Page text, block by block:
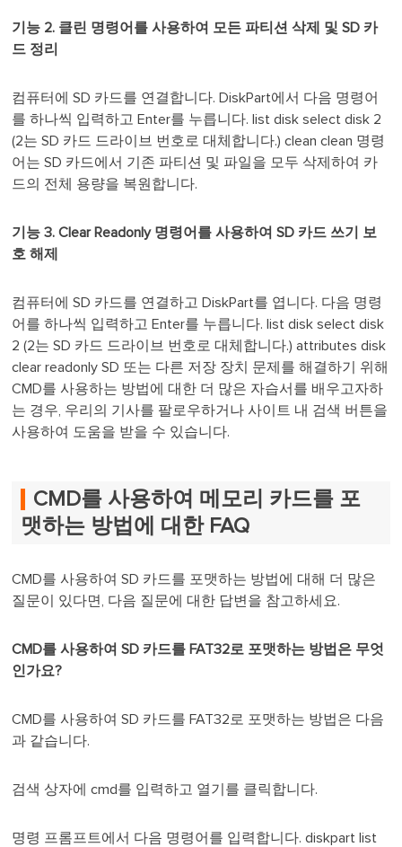
기능 2. 클린 명령어를 사용하여 모든 파티션 삭제 및 SD 카
드 정리
컴퓨터에 SD 카드를 연결합니다. DiskPart에서 다음 명령어
를 하나씩 입력하고 Enter를 누릅니다. list disk select disk 2
(2는 SD 카드 드라이브 번호로 대체합니다.) clean clean 명령
어는 SD 카드에서 기존 파티션 및 파일을 모두 삭제하여 카
드의 전체 용량을 복원합니다.
기능 3. Clear Readonly 명령어를 사용하여 SD 카드 쓰기 보
호 해제
컴퓨터에 SD 카드를 연결하고 DiskPart를 엽니다. 다음 명령
어를 하나씩 입력하고 Enter를 누릅니다. list disk select disk
2 (2는 SD 카드 드라이브 번호로 대체합니다.) attributes disk
clear readonly SD 또는 다른 저장 장치 문제를 해결하기 위해
CMD를 사용하는 방법에 대한 더 많은 자습서를 배우고자하
는 경우, 우리의 기사를 팔로우하거나 사이트 내 검색 버튼을
사용하여 도움을 받을 수 있습니다.
CMD를 사용하여 메모리 카드를 포
맷하는 방법에 대한 FAQ
CMD를 사용하여 SD 카드를 포맷하는 방법에 대해 더 많은
질문이 있다면, 다음 질문에 대한 답변을 참고하세요.
CMD를 사용하여 SD 카드를 FAT32로 포맷하는 방법은 무엇
인가요?
CMD를 사용하여 SD 카드를 FAT32로 포맷하는 방법은 다음
과 같습니다.
검색 상자에 cmd를 입력하고 열기를 클릭합니다.
명령 프롬프트에서 다음 명령어를 입력합니다. diskpart list